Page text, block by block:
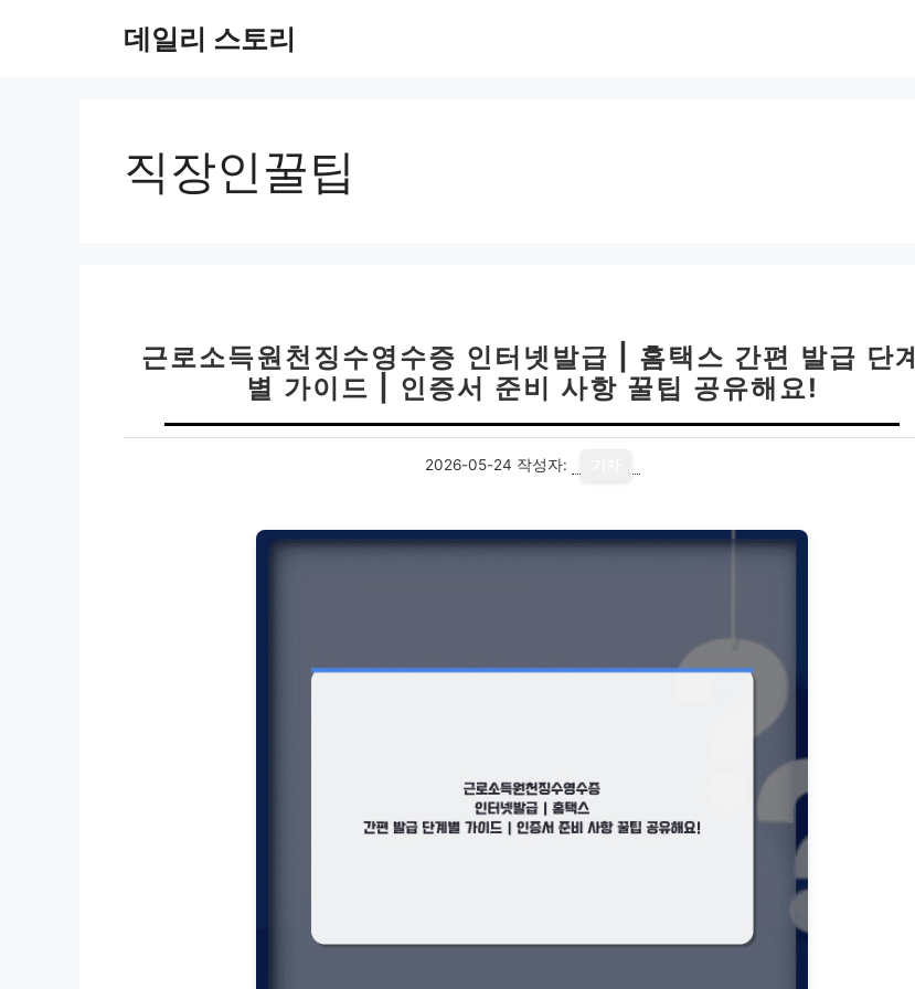
데일리 스토리
직장인꿀팁
근로소득원천징수영수증 인터넷발급 | 홈택스 간편 발급 단계
별 가이드 | 인증서 준비 사항 꿀팁 공유해요!
2026-05-24 작성자: